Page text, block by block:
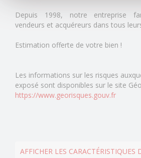
Depuis 1998, notre entreprise
vendeurs et acquéreurs dans tous
Estimation offerte de votre bien !
Les informations sur les risques
exposé sont disponibles sur le site
https://www.georisques.gouv.fr
AFFICHER LES CARACTÉRISTIQUES